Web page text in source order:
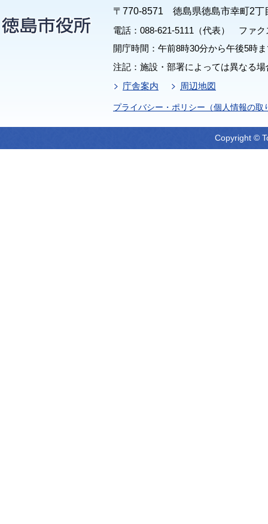
〒770-8571 徳島県徳島市幸町2丁
電話：088-621-5111（代表） ファク
開庁時間：午前8時30分から午後5時
注記：施設・部署によっては異なる
庁舎案内
周辺地図
プライバシー・ポリシー（個人情報の取
Copyright ©